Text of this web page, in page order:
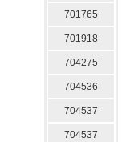
701765
701918
704275
704536
704537
704537